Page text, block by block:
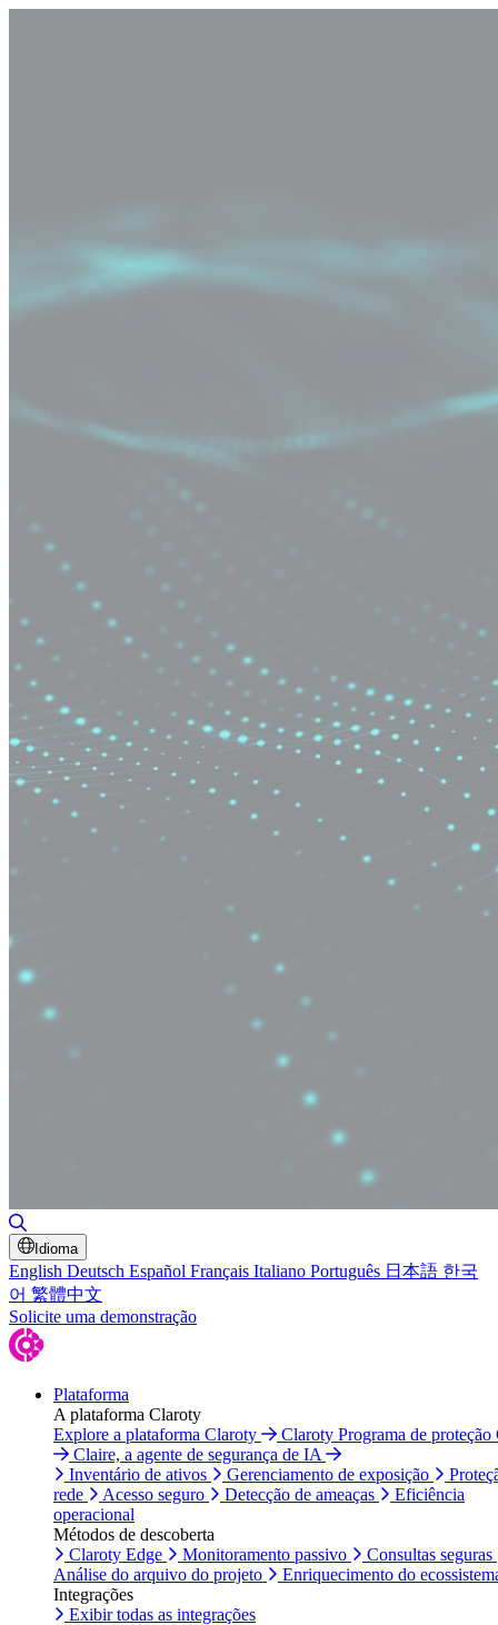
Idioma
English Deutsch Español Français Italiano Português 日本語 한국
어 繁體中文
Solicite uma demonstração
Plataforma
A plataforma Claroty
Explore a plataforma Claroty
Claroty Programa de proteção
Claire, a agente de segurança de IA
Inventário de ativos
Gerenciamento de exposição
rede
Acesso seguro Detecção de ameaças
Eficiência
operacional
Métodos de descoberta
Claroty Edge
Monitoramento passivo
Consultas seguras
Análise do arquivo do projeto
Enriquecimento do
Integrações
Exibir todas as integrações